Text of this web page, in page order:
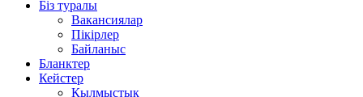
Біз туралы
Вакансиялар
Пікірлер
Байланыс
Бланктер
Кейстер
Қылмыстық